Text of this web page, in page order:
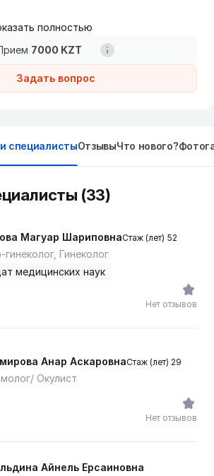
7000 KZT
Задать вопрос
полностью
специалистыОтзывыЧто нового?
(33)
Магуар ШариповнаСтаж (лет) 52
Гинеколог
медицинских наук
Нет отзывов
Анар АскаровнаСтаж (лет) 29
Окулист
Нет отзывов
Айнель Ерсаиновна